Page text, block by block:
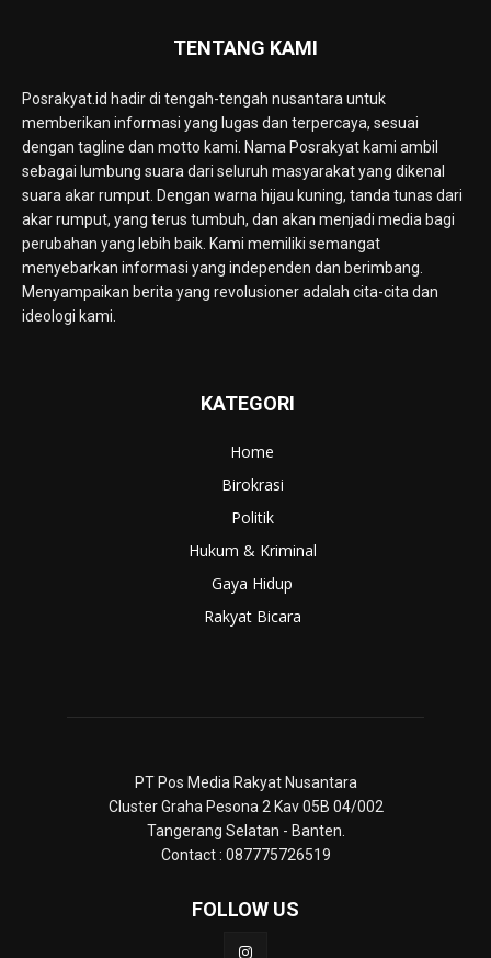
TENTANG KAMI
Posrakyat.id hadir di tengah-tengah nusantara untuk
memberikan informasi yang lugas dan terpercaya, sesuai
dengan tagline dan motto kami. Nama Posrakyat kami ambil
sebagai lumbung suara dari seluruh masyarakat yang dikenal
suara akar rumput. Dengan warna hijau kuning, tanda tunas dari
akar rumput, yang terus tumbuh, dan akan menjadi media bagi
perubahan yang lebih baik. Kami memiliki semangat
menyebarkan informasi yang independen dan berimbang.
Menyampaikan berita yang revolusioner adalah cita-cita dan
ideologi kami.
KATEGORI
Home
Birokrasi
Politik
Hukum & Kriminal
Gaya Hidup
Rakyat Bicara
PT Pos Media Rakyat Nusantara
Cluster Graha Pesona 2 Kav 05B 04/002
Tangerang Selatan - Banten.
Contact : 087775726519
FOLLOW US